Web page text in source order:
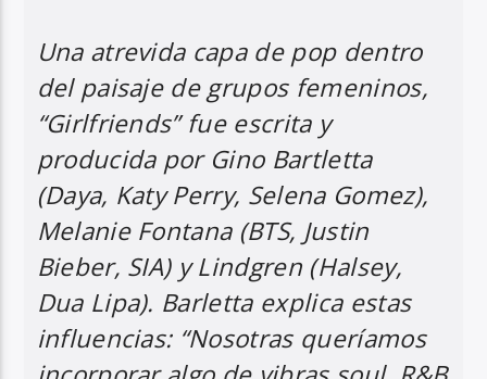
Una atrevida capa de pop dentro
del paisaje de grupos femeninos,
“Girlfriends” fue escrita y
producida por Gino Bartletta
(Daya, Katy Perry, Selena Gomez),
Melanie Fontana (BTS, Justin
Bieber, SIA) y Lindgren (Halsey,
Dua Lipa). Barletta explica estas
influencias: “Nosotras queríamos